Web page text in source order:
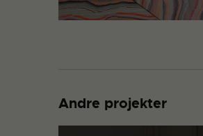
Andre projekter